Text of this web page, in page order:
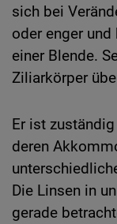
sich bei
oder enger
einer Blende.
Ziliarkörper
Er ist
deren
Die Linsen in
gerade